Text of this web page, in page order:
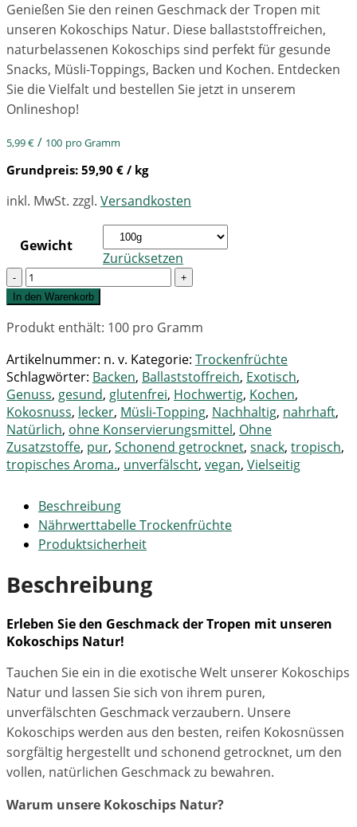
Genießen Sie den reinen Geschmack der Tropen mit
unseren Kokoschips Natur. Diese ballaststoffreichen,
naturbelassenen Kokoschips sind perfekt für gesunde
Snacks, Müsli-Toppings, Backen und Kochen. Entdecken
Sie die Vielfalt und bestellen Sie jetzt in unserem
Onlineshop!
5,99€ / 100 pro Gramm
Grundpreis: 59,90 € / kg
inkl. MwSt. zzgl. Versandkosten
Gewicht
Zurücksetzen
Quantity
In den Warenkorb
Produkt enthält: 100 pro Gramm
Artikelnummer: n. v. Kategorie: Trockenfrüchte
Schlagwörter: Backen, Ballaststoffreich, Exotisch,
Genuss, gesund, glutenfrei, Hochwertig, Kochen,
Kokosnuss, lecker, Müsli-Topping, Nachhaltig, nahrhaft,
Natürlich, ohne Konservierungsmittel, Ohne
Zusatzstoffe, pur, Schonend getrocknet, snack, tropisch,
tropisches Aroma., unverfälscht, vegan, Vielseitig
Beschreibung
Nährwerttabelle Trockenfrüchte
Produktsicherheit
Beschreibung
Erleben Sie den Geschmack der Tropen mit unseren
Kokoschips Natur!
Tauchen Sie ein in die exotische Welt unserer Kokoschips
Natur und lassen Sie sich von ihrem puren,
unverfälschten Geschmack verzaubern. Unsere
Kokoschips werden aus den besten, reifen Kokosnüssen
sorgfältig hergestellt und schonend getrocknet, um den
vollen, natürlichen Geschmack zu bewahren.
Warum unsere Kokoschips Natur?